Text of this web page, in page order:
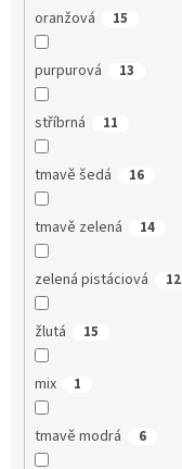
oranžová 15
purpurová 13
stříbrná 11
tmavě šedá 16
tmavě zelená 14
zelená pistáciová 12
žlutá 15
mix 1
tmavě modrá 6